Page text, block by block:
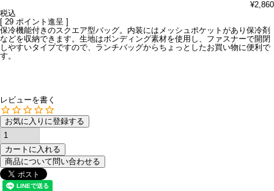
¥2,860
税込
[ 29 ポイント進呈 ]
保冷機能付きのスクエア型バッグ。内装にはメッシュポケットがあり保冷剤
などを収納できます。生地はボンディング素材を使用し、ファスナーで開閉
しやすいタイプですので、ランチバッグからちょっとしたお買い物に便利で
す。
レビューを書く
お気に入りに登録する
カートに入れる
商品について問い合わせる